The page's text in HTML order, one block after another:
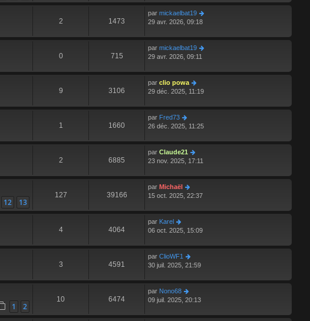
2 1473
par mickaelbat19
29 avr. 2026, 09:18
0 715
par mickaelbat19
29 avr. 2026, 09:11
9 3106
par clio powa
29 déc. 2025, 11:19
1 1660
par Fred73
26 déc. 2025, 11:25
2 6885
par Claude21
23 nov. 2025, 17:11
12 13
127 39166
par Michaël
15 oct. 2025, 22:37
4 4064
par Karel
06 oct. 2025, 15:09
3 4591
par ClioWF1
30 juil. 2025, 21:59
1 2
10 6474
par Nono68
09 juil. 2025, 20:13